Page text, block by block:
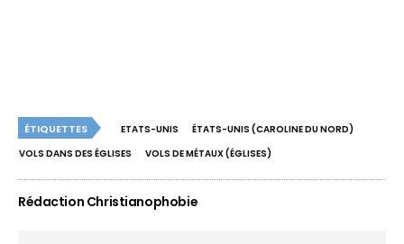
ÉTIQUETTES ETATS-UNIS
ÉTATS-UNIS (CAROLINE DU NORD)
VOLS DANS DES ÉGLISES
VOLS DE MÉTAUX (ÉGLISES)
Rédaction Christianophobie